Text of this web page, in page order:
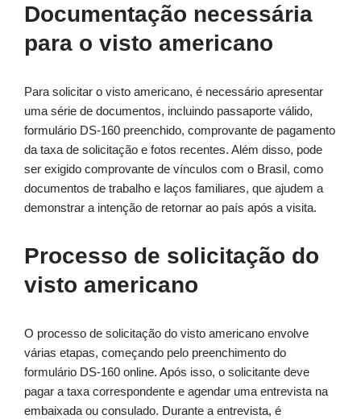
Documentação necessária
para o visto americano
Para solicitar o visto americano, é necessário apresentar
uma série de documentos, incluindo passaporte válido,
formulário DS-160 preenchido, comprovante de pagamento
da taxa de solicitação e fotos recentes. Além disso, pode
ser exigido comprovante de vínculos com o Brasil, como
documentos de trabalho e laços familiares, que ajudem a
demonstrar a intenção de retornar ao país após a visita.
Processo de solicitação do
visto americano
O processo de solicitação do visto americano envolve
várias etapas, começando pelo preenchimento do
formulário DS-160 online. Após isso, o solicitante deve
pagar a taxa correspondente e agendar uma entrevista na
embaixada ou consulado. Durante a entrevista, é